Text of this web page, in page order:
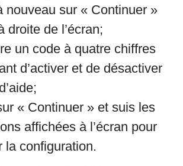
nouveau sur « Continuer »
droite de l’écran;
un code à quatre chiffres
d’activer et de désactiver
« Continuer » et suis les
affichées à l’écran pour
la configuration.